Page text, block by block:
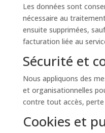
Les données sont
nécessaire au
ensuite supprimées,
facturation liée au
Sécurité et
Nous appliquons des
et organisationnelles
contre tout accès,
Cookies et